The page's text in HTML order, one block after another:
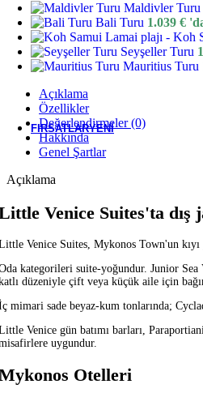
Mauritius
Seyşeller
FIRSATLARYENI
Maldivler Turu
Bali Turu 1.039 €
Seyşeller Turu
Mauritius Turu
Açıklama
Özellikler
Değerlendirmeler (0)
Hakkında
Genel Şartlar
Açıklama
Venice Suites'ta dış
Venice Suites, Mykonos Town'un kıyı
kategorileri suite-yoğundur. Junior
düzeniyle çift veya küçük aile için
mimari sade beyaz-kum tonlarında;
Venice gün batımı barları,
uygundur.
Otelleri